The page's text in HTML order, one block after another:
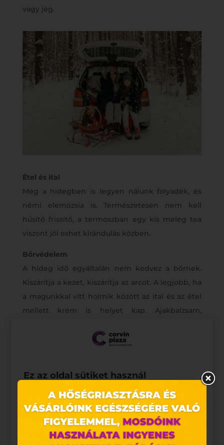
vagy jég.
Étel és ital
Még a hidegben is legyen nálunk folyadék, és
némi elemózsia is. Természetesen nem kell
hűsítő frissítő, a termoszban egy kis meleg tea
viszont jól eshet kirándulás közben.
Bőrvédelem
A hideg idő egyáltalán nem kedvez a bőrnek.
Kiszárítja a kezet, kiszárítja az arcot. A legjobb, ha
a magunkkal vitt holmik között az ital és az étel
mellett krém is helyet kap. Ajakbalzsam,
gondoskodni a bőrünkről, mint a kirepedezett
Ez az oldal sütiket használ
Weboldalunkon „cookie"-kat (továbbiakban „süti")
alkalmazunk. Ezek olyan fájlok, melyek információt
tárolnak webes böngészőjében. Ehhez az Ön
hozzájárulása szükséges.